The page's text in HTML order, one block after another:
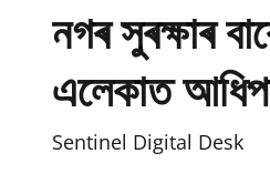
নগৰ সুৰক্ষাৰ
এলেকাত
Sentinel Digital Desk